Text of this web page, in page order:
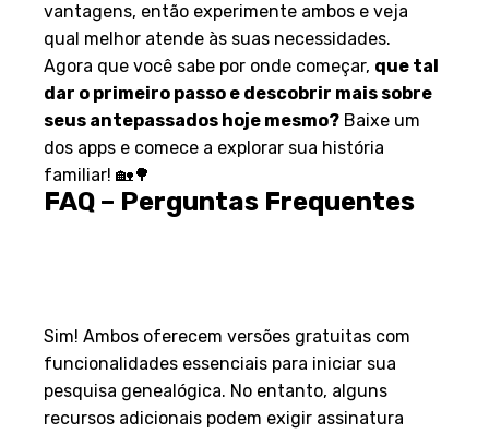
vantagens, então experimente ambos e veja
qual melhor atende às suas necessidades.
Agora que você sabe por onde começar, que tal
dar o primeiro passo e descobrir mais sobre
seus antepassados hoje mesmo? Baixe um
dos apps e comece a explorar sua história
familiar! 🏡🌳
FAQ – Perguntas Frequentes
Sim! Ambos oferecem versões gratuitas com
funcionalidades essenciais para iniciar sua
pesquisa genealógica. No entanto, alguns
recursos adicionais podem exigir assinatura